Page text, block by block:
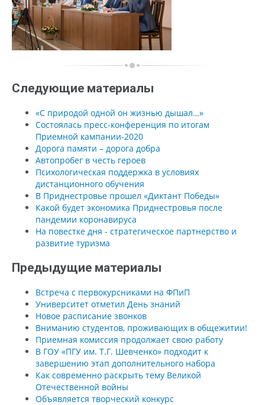
Следующие материалы
«С природой одной он жизнью дышал…»
Состоялась пресс-конференция по итогам
Приемной кампании-2020
Дорога памяти – дорога добра
Автопробег в честь героев
Психологическая поддержка в условиях
дистанционного обучения
В Приднестровье прошел «Диктант Победы»
Какой будет экономика Приднестровья после
пандемии коронавируса
На повестке дня - стратегическое партнерство и
развитие туризма
Предыдущие материалы
Встреча с первокурсниками на ФПиП
Университет отметил День знаний
Новое расписание звонков
Вниманию студентов, проживающих в общежитии!
Приемная комиссия продолжает свою работу
В ГОУ «ПГУ им. Т.Г. Шевченко» подходит к
завершению этап дополнительного набора
Как современно раскрыть тему Великой
Отечественной войны
Объявляется творческий конкурс